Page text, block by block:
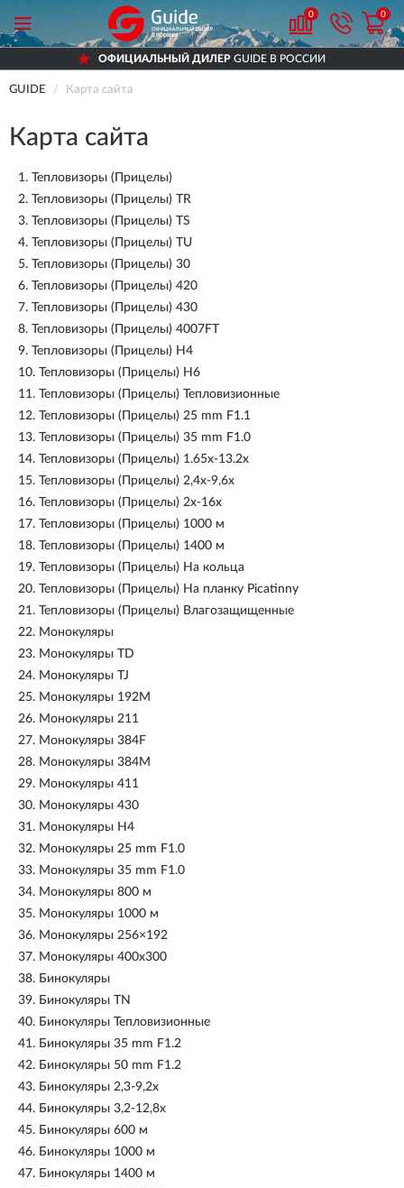
0 0
ОФИЦИАЛЬНЫЙ ДИЛЕРGUIDE В РОССИИ
GUIDE Карта сайта
Карта сайта
1. Тепловизоры (Прицелы)
2. Тепловизоры (Прицелы) TR
3. Тепловизоры (Прицелы) TS
4. Тепловизоры (Прицелы) TU
5. Тепловизоры (Прицелы) 30
6. Тепловизоры (Прицелы) 420
7. Тепловизоры (Прицелы) 430
8. Тепловизоры (Прицелы) 4007FT
9. Тепловизоры (Прицелы) H4
10. Тепловизоры (Прицелы) H6
11. Тепловизоры (Прицелы) Тепловизионные
12. Тепловизоры (Прицелы) 25 mm F1.1
13. Тепловизоры (Прицелы) 35 mm F1.0
14. Тепловизоры (Прицелы) 1.65x-13.2x
15. Тепловизоры (Прицелы) 2,4х-9,6х
16. Тепловизоры (Прицелы) 2х-16х
17. Тепловизоры (Прицелы) 1000 м
18. Тепловизоры (Прицелы) 1400 м
19. Тепловизоры (Прицелы) На кольца
20. Тепловизоры (Прицелы) На планку Picatinny
21. Тепловизоры (Прицелы) Влагозащищенные
22. Монокуляры
23. Монокуляры TD
24. Монокуляры TJ
25. Монокуляры 192M
26. Монокуляры 211
27. Монокуляры 384F
28. Монокуляры 384M
29. Монокуляры 411
30. Монокуляры 430
31. Монокуляры H4
32. Монокуляры 25 mm F1.0
33. Монокуляры 35 mm F1.0
34. Монокуляры 800 м
35. Монокуляры 1000 м
36. Монокуляры 256×192
37. Монокуляры 400x300
38. Бинокуляры
39. Бинокуляры TN
40. Бинокуляры Тепловизионные
41. Бинокуляры 35 mm F1.2
42. Бинокуляры 50 mm F1.2
43. Бинокуляры 2,3-9,2х
44. Бинокуляры 3,2-12,8х
45. Бинокуляры 600 м
46. Бинокуляры 1000 м
47. Бинокуляры 1400 м